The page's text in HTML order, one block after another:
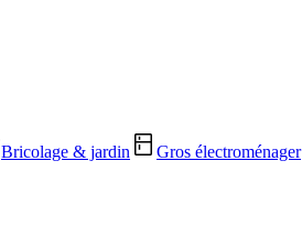
Bricolage & jardin Gros électroménager